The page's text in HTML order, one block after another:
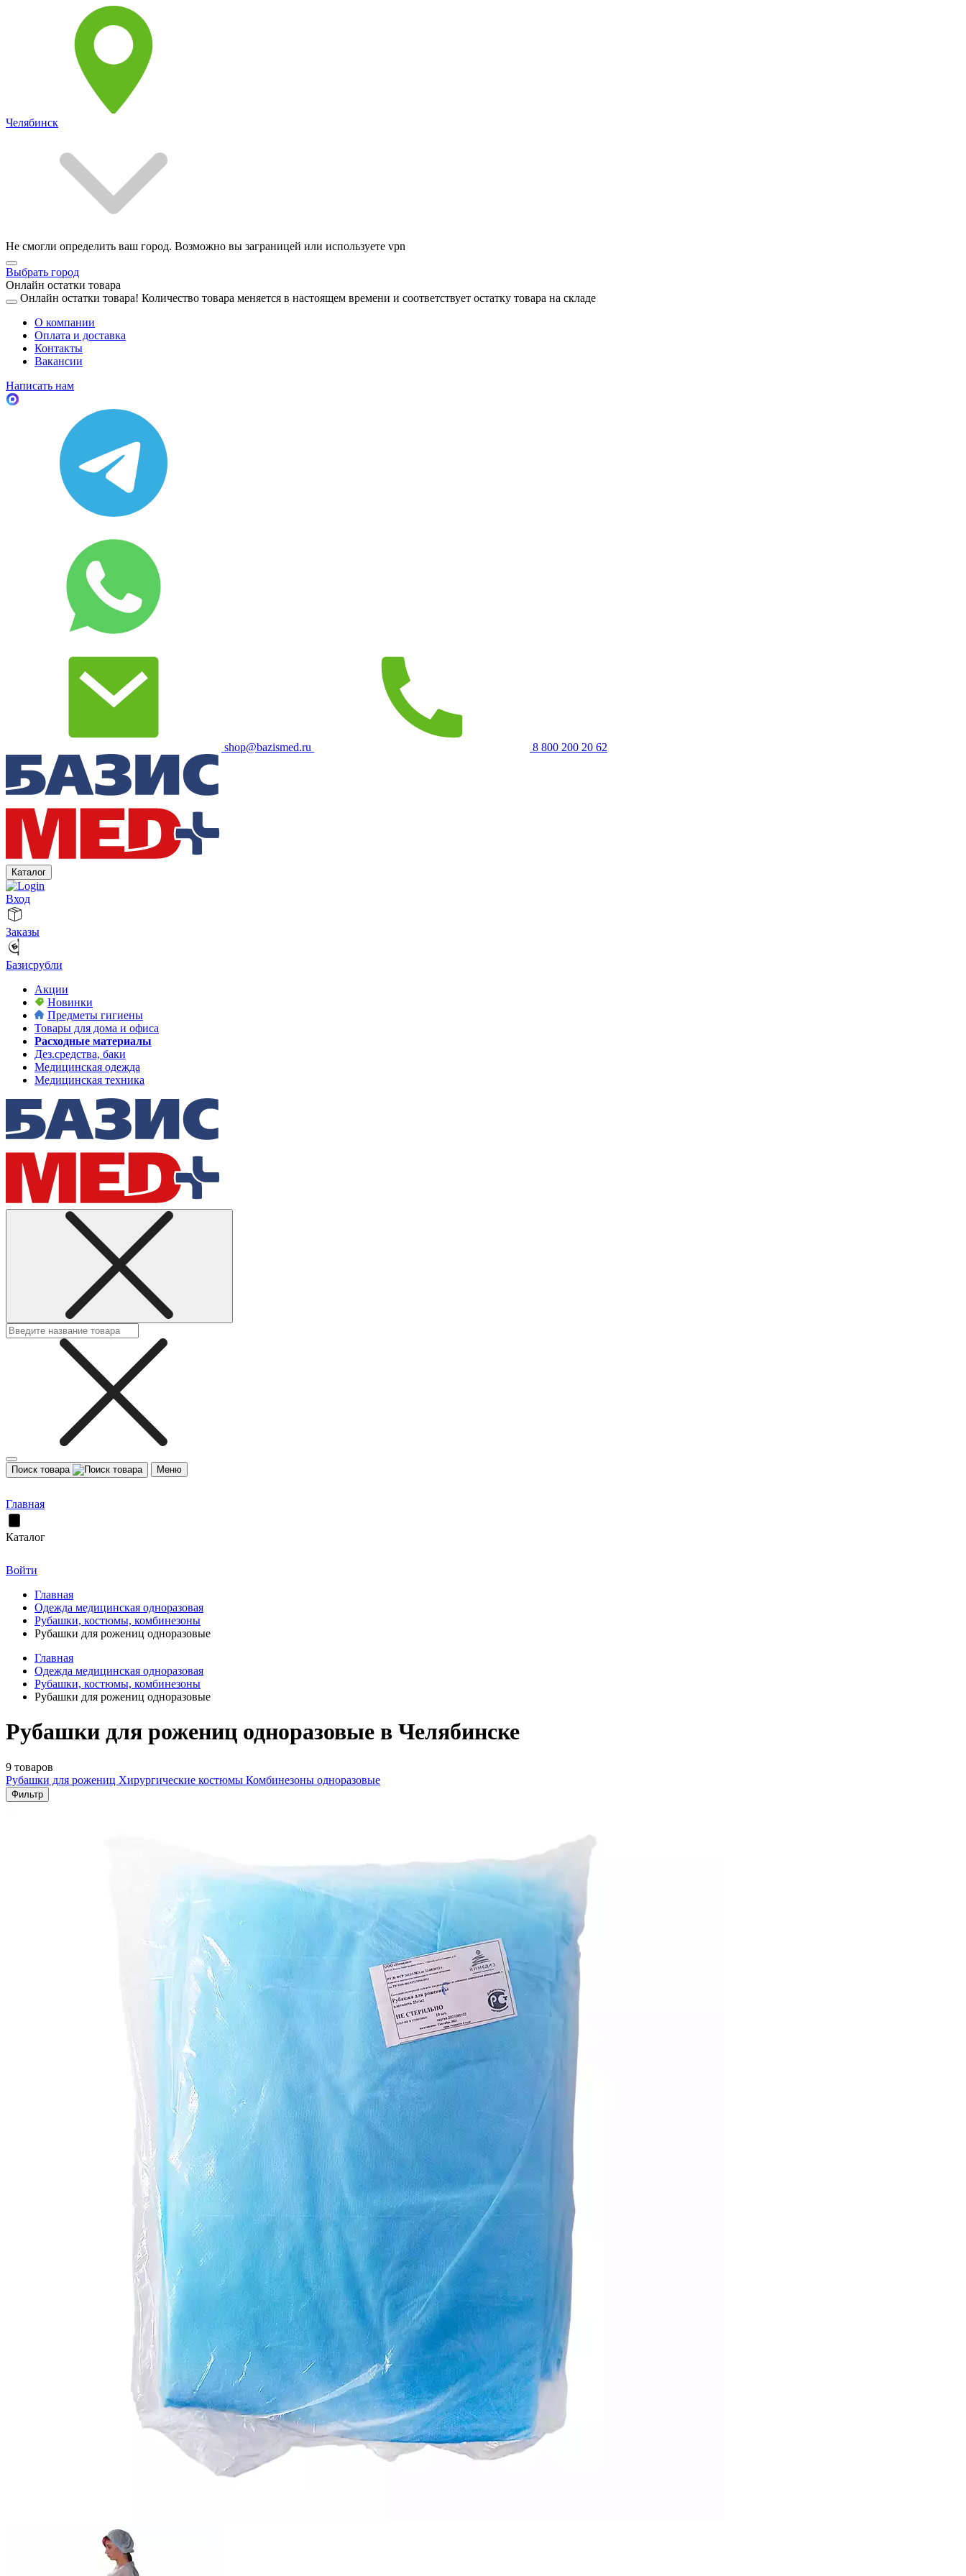
Челябинск
Не смогли определить ваш город. Возможно вы заграницей или используете vpn
Выбрать город
Онлайн остатки товара
Онлайн остатки товара! Количество товара меняется в настоящем времени и соответствует остатку товара на складе
О компании
Оплата и доставка
Контакты
Вакансии
Написать нам
shop@bazismed.ru 8 800 200 20 62
Каталог
Вход
Заказы
Базисрубли
Акции
Новинки
Предметы гигиены
Товары для дома и офиса
Расходные материалы
Дез.средства, баки
Медицинская одежда
Медицинская техника
Поиск товара Меню
Главная
Каталог
Войти
Главная
Одежда медицинская одноразовая
Рубашки, костюмы, комбинезоны
Рубашки для рожениц одноразовые
Главная
Одежда медицинская одноразовая
Рубашки, костюмы, комбинезоны
Рубашки для рожениц одноразовые
Рубашки для рожениц одноразовые в Челябинске
9 товаров
Рубашки для рожениц Хирургические костюмы Комбинезоны одноразовые
Фильтр